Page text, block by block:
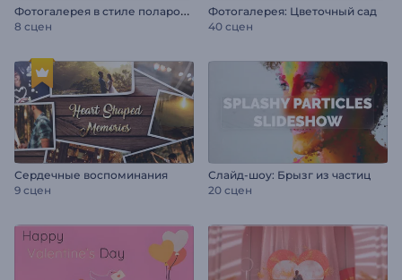
Ф
отогалерея в стиле полароид
8 сцен
Фотогалерея: Цветочный сад
40 сцен
Сердечные воспоминания
9 сцен
Слайд-шоу: Брызг из частиц
20 сцен